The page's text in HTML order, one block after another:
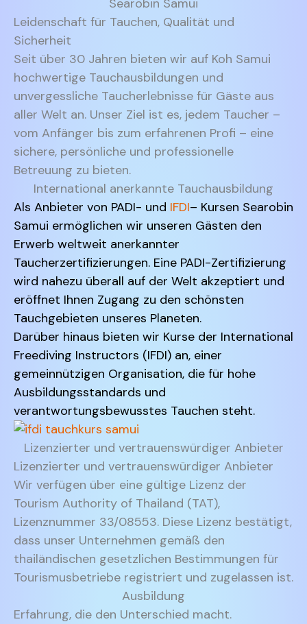
Searobin Samui
Leidenschaft für Tauchen, Qualität und
Sicherheit
Seit über 30 Jahren bieten wir auf Koh Samui
hochwertige Tauchausbildungen und
unvergessliche Taucherlebnisse für Gäste aus
aller Welt an. Unser Ziel ist es, jedem Taucher –
vom Anfänger bis zum erfahrenen Profi – eine
sichere, persönliche und professionelle
Betreuung zu bieten.
International anerkannte Tauchausbildung
Als Anbieter von PADI- und IFDI– Kursen Searobin
Samui ermöglichen wir unseren Gästen den
Erwerb weltweit anerkannter
Taucherzertifizierungen. Eine PADI-Zertifizierung
wird nahezu überall auf der Welt akzeptiert und
eröffnet Ihnen Zugang zu den schönsten
Tauchgebieten unseres Planeten.
Darüber hinaus bieten wir Kurse der International
Freediving Instructors (IFDI) an, einer
gemeinnützigen Organisation, die für hohe
Ausbildungsstandards und
verantwortungsbewusstes Tauchen steht.
Lizenzierter und vertrauenswürdiger Anbieter
Lizenzierter und vertrauenswürdiger Anbieter
Wir verfügen über eine gültige Lizenz der
Tourism Authority of Thailand (TAT),
Lizenznummer 33/08553. Diese Lizenz bestätigt,
dass unser Unternehmen gemäß den
thailändischen gesetzlichen Bestimmungen für
Tourismusbetriebe registriert und zugelassen ist.
Ausbildung
Erfahrung, die den Unterschied macht.